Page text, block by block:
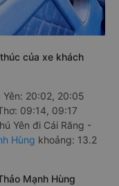
của xe khách
Yên: 20:02, 20:05
09:14, 09:17
Yên đi Cái Răng -
Hùng khoảng: 13.2
Mạnh Hùng